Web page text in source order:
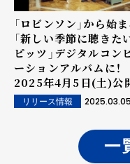
「ロビンソン」から始ま
「新しい季節に聴きた
ピッツ」デジタルコン
ーションアルバムに！
2025年4月5日(土)公
リリース情報 2025.03.05
一